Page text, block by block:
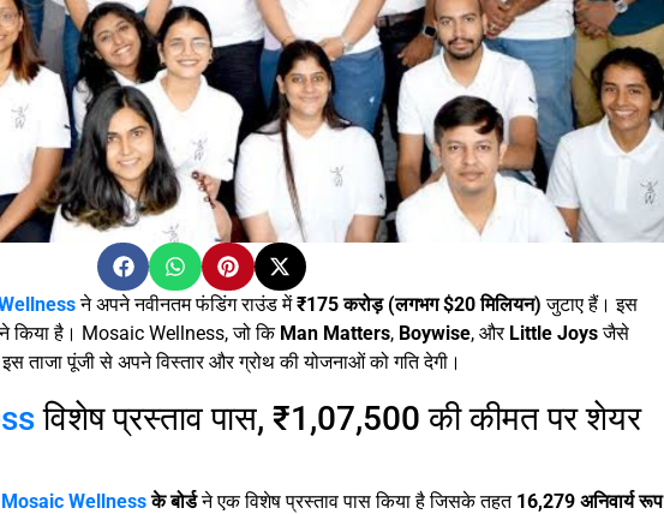
ने अपने नवीनतम फंडिंग राउंड में₹175 करोड़ (लगभग $20 मिलियन) जुटाए हैं। इस
किया है। Mosaic Wellness, जो कि Man Matters, Boywise, और Little Joysजैसे
ताजा पूंजी से अपने विस्तार और ग्रोथ की योजनाओं को गति देगी।
विशेष प्रस्ताव पास, ₹1,07,500 की कीमत पर शेयर
Mosaic Wellnessके बोर्डने एक विशेष प्रस्ताव पास किया है जिसके तहत 16,279 अनिवार्य रूप